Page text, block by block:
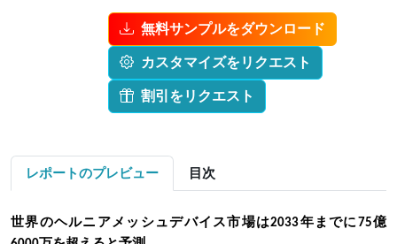
無料サンプルをダウンロード
カスタマイズをリクエスト
割引をリクエスト
レポートのプレビュー 目次
世界のヘルニアメッシュデバイス市場は2033年までに75億